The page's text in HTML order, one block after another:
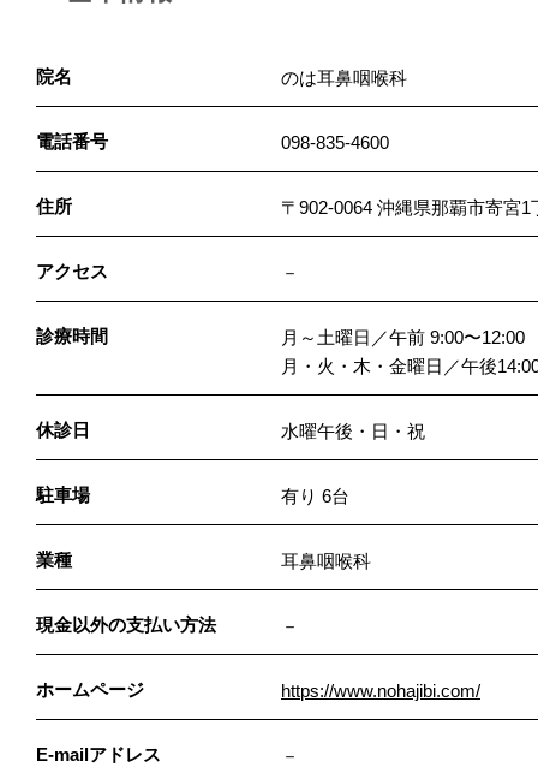
院名 のは耳鼻咽喉科
電話番号 098-835-4600
住所 〒902-0064 沖縄県那覇市寄宮1
アクセス －
診療時間
月～土曜日／午前 9:00〜12:00
月・火・木・金曜日／午後
休診日 水曜午後・日・祝
駐車場 有り 6台
業種 耳鼻咽喉科
現金以外の支払い方法 －
ホームページ https://www.nohajibi.com/
E-mailアドレス －